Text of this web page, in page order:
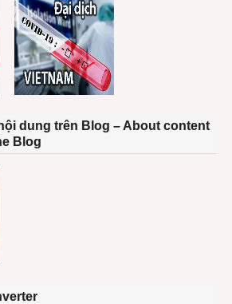
dung trên Blog – About content
Blog